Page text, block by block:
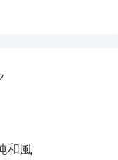
和風